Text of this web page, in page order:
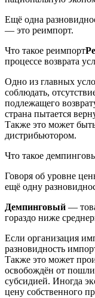
Ещё одна
— это реимпорт.
Что такое реимпорт
процессе возврата
Одно из главных
соблюдать,
подлежащего
страна пытается
Также это может
дистрибьютором.
Что такое
Говоря об уровне
ещё одну
Демпинговый —
гораздо ниже
Если организация
разновидность
Также это может
освобождён от
субсидией. Иногда
цену собственного